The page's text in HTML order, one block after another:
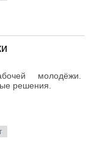
молодёжи.
решения.